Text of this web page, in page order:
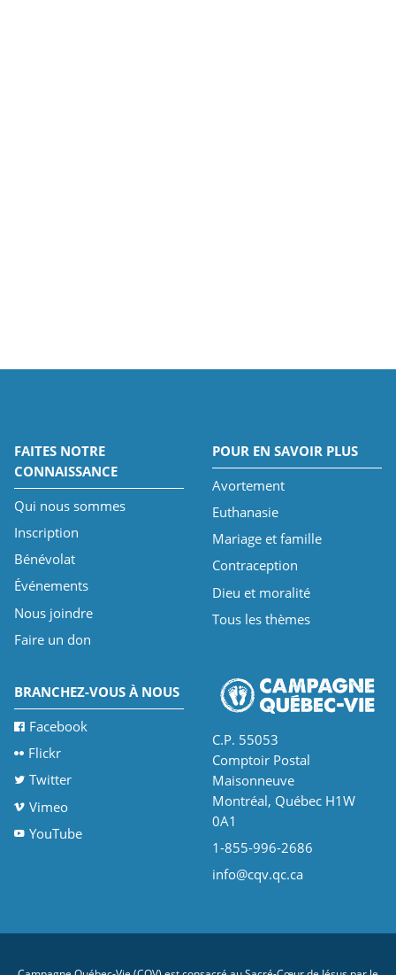
FAITES NOTRE
CONNAISSANCE
Qui nous sommes
Inscription
Bénévolat
Événements
Nous joindre
Faire un don
POUR EN SAVOIR PLUS
Avortement
Euthanasie
Mariage et famille
Contraception
Dieu et moralité
Tous les thèmes
BRANCHEZ-VOUS À NOUS
Facebook
Flickr
Twitter
Vimeo
YouTube
C.P. 55053
Comptoir Postal
Maisonneuve
Montréal, Québec H1W
0A1
1-855-996-2686
info@cqv.qc.ca